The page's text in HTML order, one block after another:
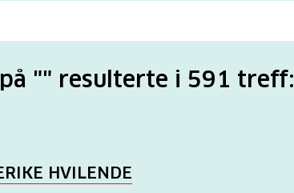
"" resulterte i 591 treff:
HVILENDE